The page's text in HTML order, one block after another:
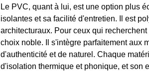
Le PVC, quant à lui, est une option plus
isolantes et sa facilité d'entretien. Il est
architecturaux. Pour ceux qui
choix noble. Il s'intègre parfaitement aux
d'authenticité et de naturel. Chaque
d'isolation thermique et phonique, et son